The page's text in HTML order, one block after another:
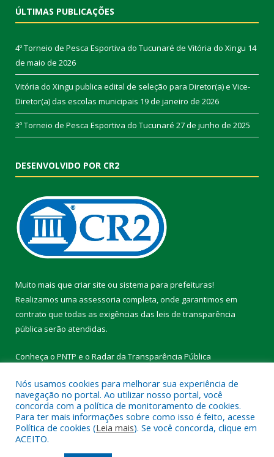
ÚLTIMAS PUBLICAÇÕES
4º Torneio de Pesca Esportiva do Tucunaré de Vitória do Xingu 14
de maio de 2026
Vitória do Xingu publica edital de seleção para Diretor(a) e Vice-
Diretor(a) das escolas municipais 19 de janeiro de 2026
3º Torneio de Pesca Esportiva do Tucunaré 27 de junho de 2025
DESENVOLVIDO POR CR2
Muito mais que criar site ou sistema para prefeituras!
Realizamos uma assessoria completa, onde garantimos em
contrato que todas as exigências das leis de transparência
pública serão atendidas.
Conheça o PNTP e o Radar da Transparência Pública
Todos os direitos reservados a Prefeitura Municipal de Vitória do
Xingu.
Nós usamos cookies para melhorar sua experiência de
navegação no portal. Ao utilizar nosso portal, você
concorda com a política de monitoramento de cookies.
Para ter mais informações sobre como isso é feito, acesse
Política de cookies (Leia mais). Se você concorda, clique em
ACEITO.